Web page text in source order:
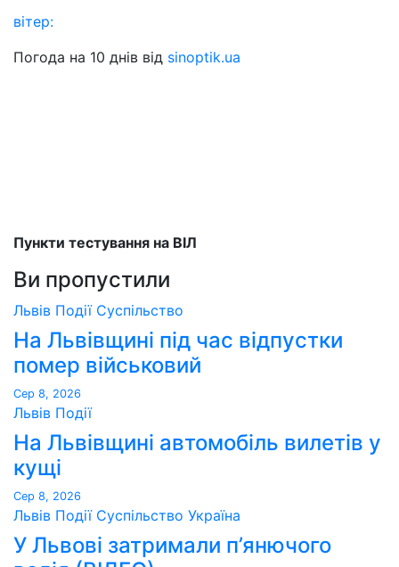
вітер:
Погода на 10 днів від sinoptik.ua
Пункти тестування на ВІЛ
Ви пропустили
Львів Події Суспільство
На Львівщині під час відпустки
помер військовий
Сер 8, 2026
Львів Події
На Львівщині автомобіль вилетів у
кущі
Сер 8, 2026
Львів Події Суспільство Україна
У Львові затримали п’янючого